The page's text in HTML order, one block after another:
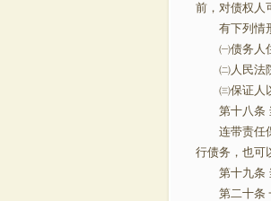
前，对债权
有下列情
㈠债务人住
㈡人民法
㈢保证人
第十八条
连带责任保
行债务，也可
第十九条 当
第二十条 一